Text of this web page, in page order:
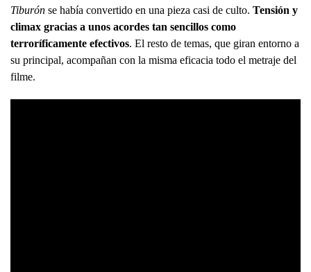
Tiburón se había convertido en una pieza casi de culto. Tensión y
climax gracias a unos acordes tan sencillos como
terroríficamente efectivos. El resto de temas, que giran entorno a
su principal, acompañan con la misma eficacia todo el metraje del
filme.